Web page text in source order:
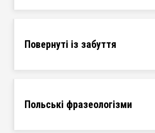
Повернуті із забуття
Польські фразеологізми